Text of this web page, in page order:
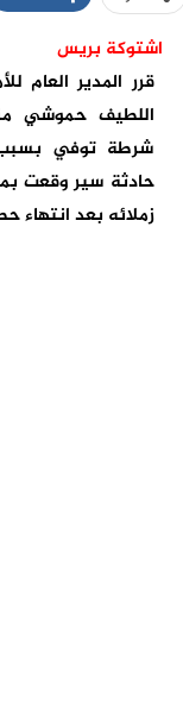
اشتوكة بريس
قرر المدير العام
اللطيف حموشي
شرطة توفي بسبب
حادثة سير وقعت
زملائه بعد انتهاء حصة